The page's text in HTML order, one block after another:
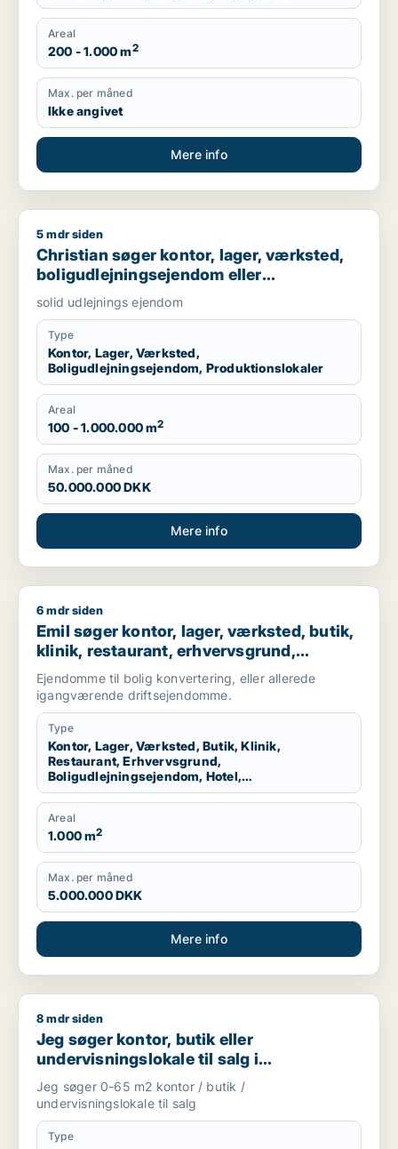
Areal
200 - 1.000 m2
Max. per måned
Ikke angivet
Mere info
Christian søger kontor, lager, værksted,
5 mdr siden
Christian søger kontor, lager, værksted,
boligudlejningsejendom eller
produktionslokaler til salg i Nordsjælland,
Roskilde eller Holbæk
solid udlejnings ejendom
Type
Kontor, Lager, Værksted,
Boligudlejningsejendom, Produktionslokaler
Areal
100 - 1.000.000 m2
Max. per måned
50.000.000 DKK
Mere info
Emil søger kontor, lager, værksted, butik, klinik,
6 mdr siden
Emil søger kontor, lager, værksted, butik,
klinik, restaurant, erhvervsgrund,
boligudlejningsejendom, hotel,
produktionslokaler eller garage til salg i
Nordsjælland
Ejendomme til bolig konvertering, eller allerede
igangværende driftsejendomme.
Type
Kontor, Lager, Værksted, Butik, Klinik,
Restaurant, Erhvervsgrund,
Boligudlejningsejendom, Hotel,
Produktionslokaler, Garage
Areal
1.000 m2
Max. per måned
5.000.000 DKK
Mere info
Jeg søger kontor, butik eller undervisningslokale til salg i
8 mdr siden
Jeg søger kontor, butik eller
undervisningslokale til salg i
Storkøbenhavn, Nordsjælland eller Fyn
m.fl.
Jeg søger 0-65 m2 kontor / butik /
undervisningslokale til salg
Type